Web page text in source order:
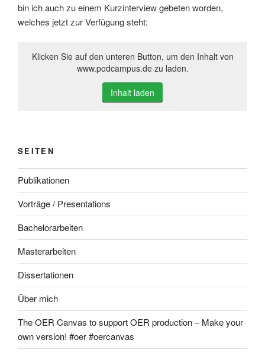
bin ich auch zu einem Kurzinterview gebeten worden,
welches jetzt zur Verfügung steht:
Klicken Sie auf den unteren Button, um den Inhalt von
www.podcampus.de zu laden.
Inhalt laden
SEITEN
Publikationen
Vorträge / Presentations
Bachelorarbeiten
Masterarbeiten
Dissertationen
Über mich
The OER Canvas to support OER production – Make your
own version! #oer #oercanvas